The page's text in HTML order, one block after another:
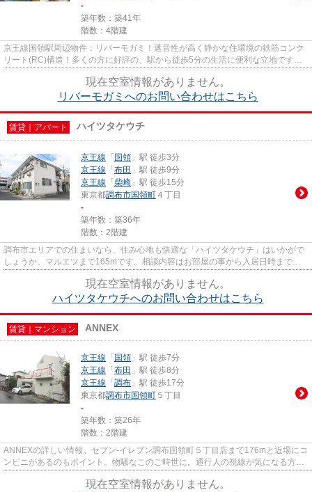
-
築年数：築41年
階数：4階建
京王線国領駅周辺物件：リバーモガミ！遮音性が高く静かな住環境の鉄筋コンク
リート(RC)構造！多くの方に好評の、駅から徒歩5分の生活に便利な立地です！
現在空室情報がありません。
リバーモガミへのお問い合わせはこちら
賃貸｜アパート ハイツタケウチ
京王線 「 国領 」駅 徒歩3分
京王線 「 布田 」駅 徒歩9分
京王線 「 柴崎 」駅 徒歩15分
東京都調布市国領町 ４丁目
-
築年数：築36年
階数：2階建
調布市エリアでの住まいなら、住み心地も快適な「ハイツタケウチ」はいかがで
しょうか。マルエツまで165mです。相談内容はお部屋の事から入居日時までな
現在空室情報がありません。
ハイツタケウチへのお問い合わせはこちら
賃貸｜マンション ANNEX
京王線 「 国領 」駅 徒歩7分
京王線 「 布田 」駅 徒歩8分
京王線 「 調布 」駅 徒歩17分
東京都調布市国領町 ５丁目
-
築年数：築26年
階数：2階建
ANNEXの詳しい情報。セブン-イレブン調布国領町５丁目店まで176mと近場にコ
ンビニがあるのもポイント。物騒なこのご時世に。通行人の視線が気になる方は
現在空室情報がありません。